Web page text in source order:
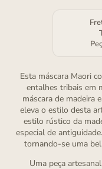
Esta máscara Maori
entalhes tribais em
máscara de madeira
eleva o estilo desta
estilo rústico da
especial de
tornando-se uma
Uma peça